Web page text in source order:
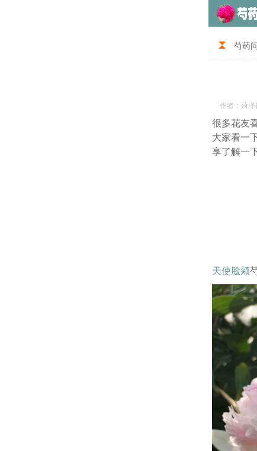
芍药
作者：菏泽
很多花友
大家看一
享了解一
天使脸颊